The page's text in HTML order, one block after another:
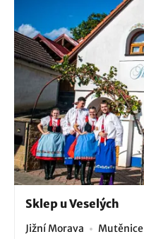
Sklep u Veselých
Jižní Morava Mutěnice